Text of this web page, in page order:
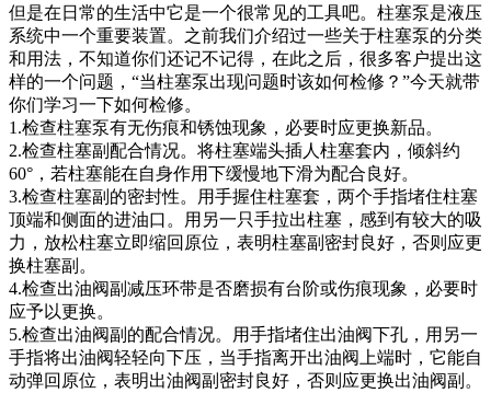
但是在日常的生活中它是一个很常见的工具吧。柱塞泵是液压
系统中一个重要装置。之前我们介绍过一些关于柱塞泵的分类
和用法，不知道你们还记不记得，在此之后，很多客户提出这
样的一个问题，“当柱塞泵出现问题时该如何检修？”今天就带
你们学习一下如何检修。
1.检查柱塞泵有无伤痕和锈蚀现象，必要时应更换新品。
2.检查柱塞副配合情况。将柱塞端头插人柱塞套内，倾斜约
60°，若柱塞能在自身作用下缓慢地下滑为配合良好。
3.检查柱塞副的密封性。用手握住柱塞套，两个手指堵住柱塞
顶端和侧面的进油口。用另一只手拉出柱塞，感到有较大的吸
力，放松柱塞立即缩回原位，表明柱塞副密封良好，否则应更
换柱塞副。
4.检查出油阀副减压环带是否磨损有台阶或伤痕现象，必要时
应予以更换。
5.检查出油阀副的配合情况。用手指堵住出油阀下孔，用另一
手指将出油阀轻轻向下压，当手指离开出油阀上端时，它能自
动弹回原位，表明出油阀副密封良好，否则应更换出油阀副。